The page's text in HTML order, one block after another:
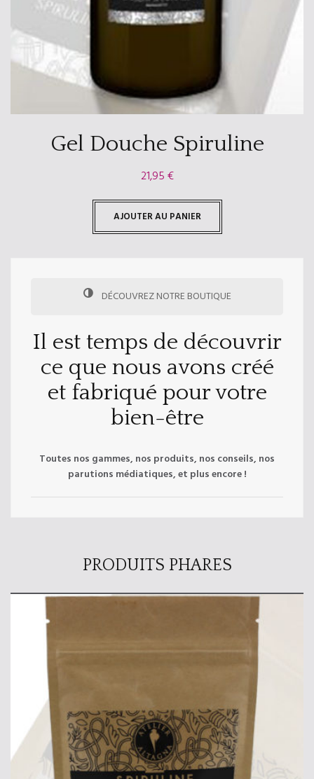
Gel Douche Spiruline
21,95€
AJOUTER AU PANIER
DÉCOUVREZ NOTRE BOUTIQUE
Il est temps de découvrir
ce que nous avons créé
et fabriqué pour votre
bien-être
Toutes nos gammes, nos produits, nos conseils, nos
parutions médiatiques, et plus encore !
PRODUITS PHARES